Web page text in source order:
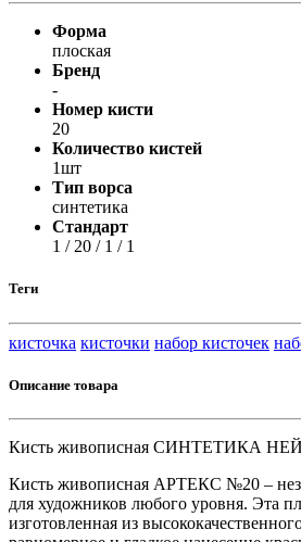
Форма
плоская
Бренд
-
Номер кисти
20
Количество кистей
1шт
Тип ворса
синтетика
Стандарт
1 / 20 / 1 / 1
Теги
кисточка кисточки набор кисточек
Описание товара
Кисть живописная СИНТЕТИКА
Кисть живописная АРТЕКС №20 –
для художников любого уровня. Эта
изготовленная из